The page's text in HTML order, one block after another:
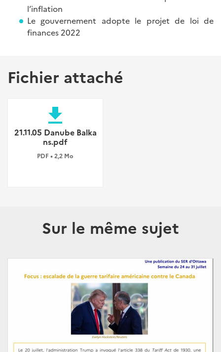
l’inflation
Le gouvernement adopte le projet de loi de
finances 2022
Fichier attaché
file_download
21.11.05 Danube Balka
ns.pdf
PDF • 2,2 Mo
Sur le même sujet